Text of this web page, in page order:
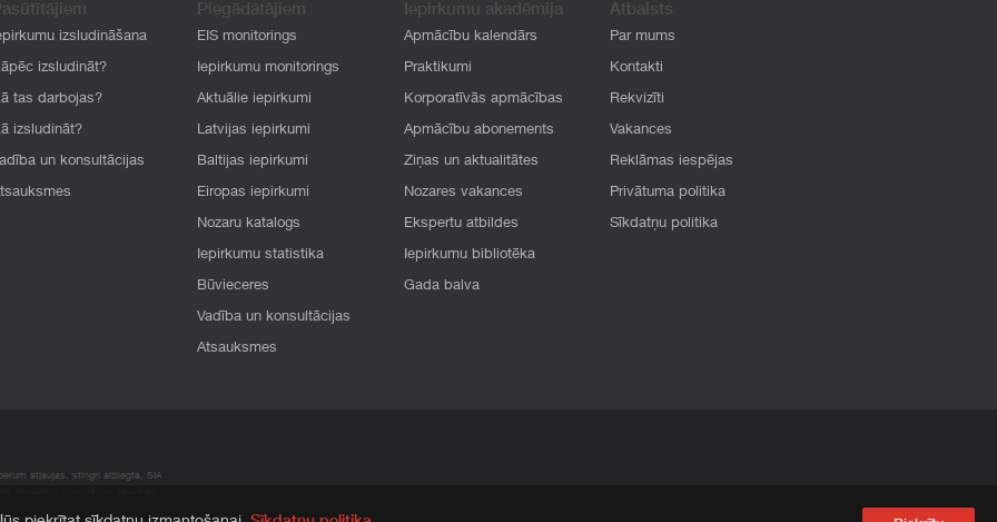
izsludināšana
izsludināt?
tas darbojas?
izsludināt?
un konsultācijas
Piegādātājiem
EIS monitorings
Iepirkumu monitorings
Aktuālie iepirkumi
Latvijas iepirkumi
Baltijas iepirkumi
Eiropas iepirkumi
Nozaru katalogs
Iepirkumu statistika
Būvieceres
Vadība un konsultācijas
Atsauksmes
Iepirkumu akadēmija
Apmācību kalendārs
Praktikumi
Korporatīvās apmācības
Apmācību abonements
Ziņas un aktualitātes
Nozares vakances
Ekspertu atbildes
Iepirkumu bibliotēka
Gada balva
Atbalsts
Par mums
Kontakti
Rekvizīti
Vakances
Reklāmas iespējas
Privātuma politika
Sīkdatņu politika
atļaujas, stingri aizliegta. SIA